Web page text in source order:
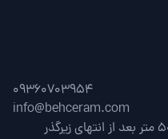
09360703954
info@behceram.com
فارس، شیراز، جاده شیراز سپیدان، 500 متر بعد از انتهای زیرگذر